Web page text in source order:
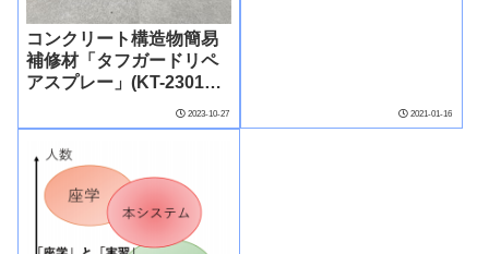
コンクリート構造物簡易
補修材「タフガードリペ
アスプレー」(KT-230168-
2023-10-27 2021-01-16